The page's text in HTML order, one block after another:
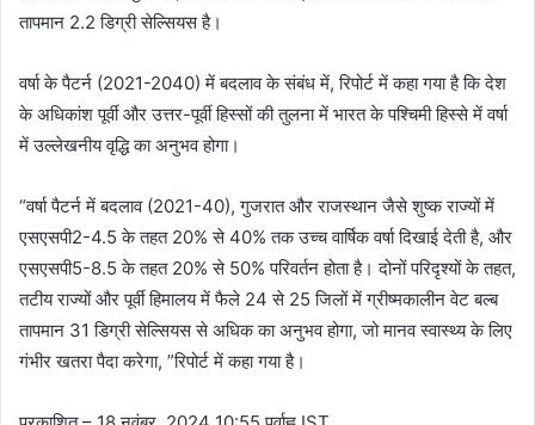
तापमान 2.2 डिग्री सेल्सियस है।
वर्षा के पैटर्न (2021-2040) में बदलाव के संबंध में, रिपोर्ट में कहा गया है कि देश
के अधिकांश पूर्वी और उत्तर-पूर्वी हिस्सों की तुलना में भारत के पश्चिमी हिस्से में वर्षा
में उल्लेखनीय वृद्धि का अनुभव होगा।
“वर्षा पैटर्न में बदलाव (2021-40), गुजरात और राजस्थान जैसे शुष्क राज्यों में
एसएसपी2-4.5 के तहत 20% से 40% तक उच्च वार्षिक वर्षा दिखाई देती है, और
एसएसपी5-8.5 के तहत 20% से 50% परिवर्तन होता है। दोनों परिदृश्यों के तहत,
तटीय राज्यों और पूर्वी हिमालय में फैले 24 से 25 जिलों में ग्रीष्मकालीन वेट बल्ब
तापमान 31 डिग्री सेल्सियस से अधिक का अनुभव होगा, जो मानव स्वास्थ्य के लिए
गंभीर खतरा पैदा करेगा, ”रिपोर्ट में कहा गया है।